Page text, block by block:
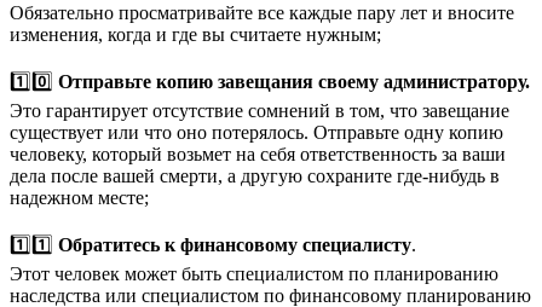
Обязательно просматривайте все каждые пару лет и вносите
изменения, когда и где вы считаете нужным;
1️⃣0️⃣ Отправьте копию завещания своему администратору.
Это гарантирует отсутствие сомнений в том, что завещание
существует или что оно потерялось. Отправьте одну копию
человеку, который возьмет на себя ответственность за ваши
дела после вашей смерти, а другую сохраните где-нибудь в
надежном месте;
1️⃣1️⃣ Обратитесь к финансовому специалисту.
Этот человек может быть специалистом по планированию
наследства или специалистом по финансовому планированию